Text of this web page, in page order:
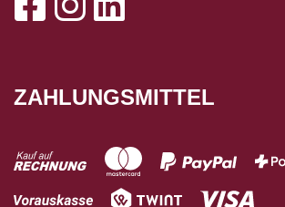
ZAHLUNGSMITTEL